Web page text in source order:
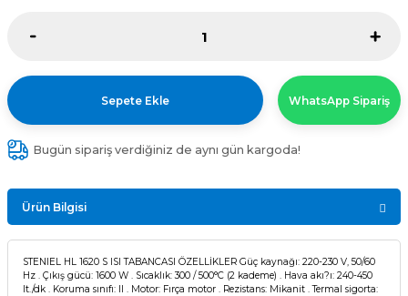
Sepete Ekle WhatsApp Sipariş
Bugün sipariş verdiğiniz de aynı gün kargoda!
Ürün Bilgisi
STENIEL HL 1620 S ISI TABANCASI ÖZELLİKLER Güç kaynağı: 220-230 V, 50/60
Hz . Çıkış gücü: 1600 W . Sıcaklık: 300 / 500°C (2 kademe) . Hava akı?ı: 240-450
lt./dk . Koruma sınıfı: II . Motor: Fırça motor . Rezistans: Mikanit . Termal sigorta: